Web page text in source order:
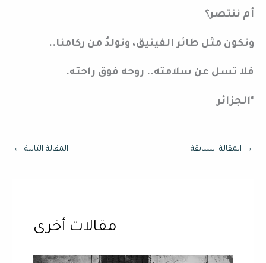
أم ننتصر؟
ونكون مثل طائر الفينيق، ونولدُ من ركامنا..
فلا تسل عن سلامته.. روحه فوق راحته.
*الجزائر
→ المقالة السابقة المقالة التالية ←
مقالات أخرى